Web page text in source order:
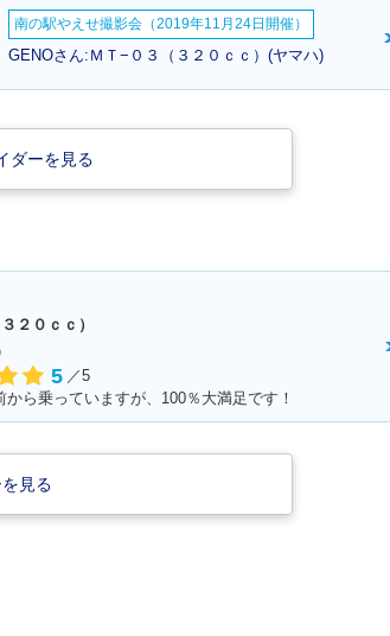
2016年 MT-03・新登場
南の駅やえせ撮影会（2019年11月24日開催）
GENOさん:ＭＴ−０３（３２０ｃｃ）(ヤマハ)
ダーを見る
２０ｃｃ）
5 ／5
ら乗っていますが、100％大満足です！
見る